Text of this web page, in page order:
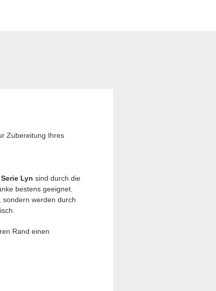
Zubereitung Ihres
Lyn sind durch die
bestens geeignet.
werden durch
Rand einen